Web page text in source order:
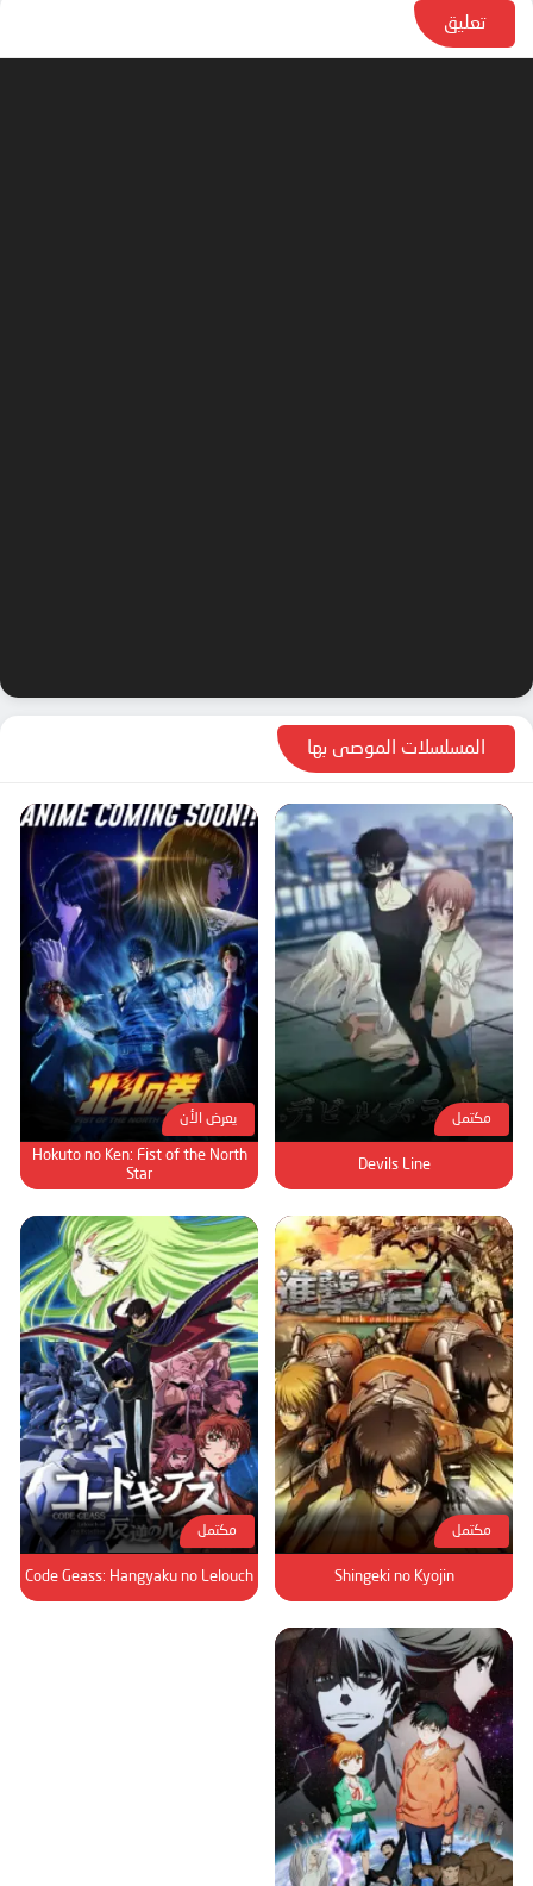
تعليق
المسلسلات الموصى بها
مكتمل
Devils Line
يعرض الأن
Hokuto no Ken: Fist of the North
Star
مكتمل
Shingeki no Kyojin
مكتمل
Code Geass: Hangyaku no Lelouch